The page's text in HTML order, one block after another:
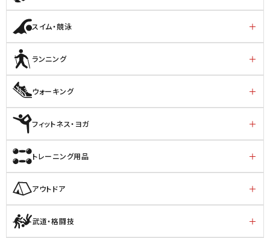
スイム・競泳
ランニング
ウォーキング
フィットネス・ヨガ
トレーニング用品
アウトドア
武道・格闘技